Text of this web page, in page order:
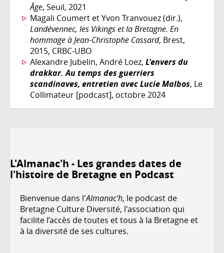
Âge, Seuil, 2021
Magali Coumert et Yvon Tranvouez (dir.),
Landévennec, les Vikings et la Bretagne. En
hommage à Jean-Christophe Cassard, Brest,
2015, CRBC-UBO
Alexandre Jubelin, André Loez, L'envers du
drakkar. Au temps des guerriers
scandinaves, entretien avec Lucie Malbos, Le
Collimateur [podcast], octobre 2024
L'Almanac'h - Les grandes dates de
l'histoire de Bretagne en Podcast
Bienvenue dans l'Almanac'h, le podcast de
Bretagne Culture Diversité, l'association qui
facilite l’accès de toutes et tous à la Bretagne et
à la diversité de ses cultures.